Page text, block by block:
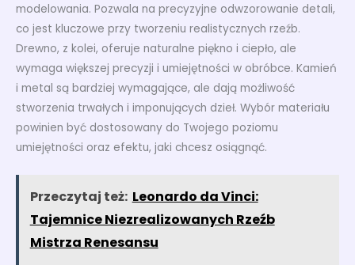
modelowania. Pozwala na precyzyjne odwzorowanie detali,
co jest kluczowe przy tworzeniu realistycznych rzeźb.
Drewno, z kolei, oferuje naturalne piękno i ciepło, ale
wymaga większej precyzji i umiejętności w obróbce. Kamień
i metal są bardziej wymagające, ale dają możliwość
stworzenia trwałych i imponujących dzieł. Wybór materiału
powinien być dostosowany do Twojego poziomu
umiejętności oraz efektu, jaki chcesz osiągnąć.
Przeczytaj też: Leonardo da Vinci:
Tajemnice Niezrealizowanych Rzeźb
Mistrza Renesansu